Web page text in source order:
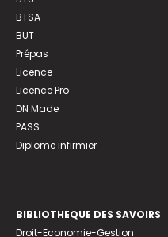
BTSA
BUT
Prépas
Licence
Licence Pro
DN Made
PASS
Diplome infirmier
BIBLIOTHEQUE DES SAVOIRS
Droit-Economie-Gestion